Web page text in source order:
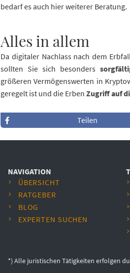
bedarf es auch hier weiterer Beratung.
Alles in allem
Da digitaler Nachlass nach dem
sollten Sie sich besonders
größeren Vermögenswerten in
geregelt ist und die Erben Zugriff auf
Teilen
NAVIGATION
ÜBERSICHT
RATGEBER
BLOG
EXPERTEN SUCHEN
*) Alle juristischen Tätigkeiten erfolgen